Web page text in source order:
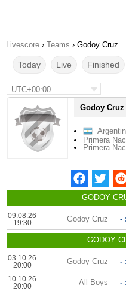
Livescore › Teams › Godoy Cruz
Today Live Finished
UTC+00:00
Godoy
Primera
Primera
GODOY
09.08.26
19:30
Godoy Cruz -
GODOY
03.10.26
20:00
Godoy Cruz -
10.10.26
20:00
All Boys -